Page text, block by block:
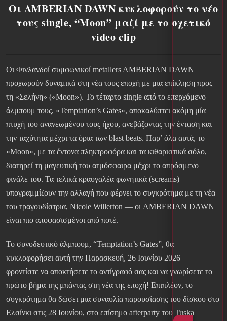
Οι AMBERIAN DAWN κυκλοφορούν το νέο
τους single, “Moon” μαζί με το σχετικό
video clip
Οι Φινλανδοί συμφωνικοί metallers AMBERIAN DAWN
προχωρούν δυναμικά στη νέα τους εποχή με μια επίκληση προς
τη «Σελήνη» («Moon»). Το τέταρτο single από το επερχόμενο
άλμπουμ τους, «Temptation’s Gates», αποκαλύπτει ακόμη μία
πτυχή του ανανεωμένου τους ήχου, ανεβάζοντας την ένταση και
την ταχύτητα μέχρι τα όρια των blast beats. Παρ’ όλα αυτά, το
«Moon», με τα έντονα πληκτροφόρα και τα κιθαριστικά σόλο,
διατηρεί τη μαγευτική του ατμόσφαιρα μέχρι το απρόσμενο
φινάλε του. Τα τελικά κραυγαλέα φωνητικά (screams)
υπογραμμίζουν την αλλαγή που φέρνει το συγκρότημα με τη νέα
του τραγουδίστρια, Nicole Willerton — οι AMBERIAN DAWN
είναι πιο αποφασισμένοι από ποτέ.
Το συνοδευτικό άλμπουμ, “Temptation’s Gates”, θα
κυκλοφορήσει αυτή την Παρασκευή, 26 Ιουνίου 2026 —
φροντίστε να αποκτήσετε το αντίγραφό σας και να γνωρίσετε το
πρώτο βήμα της μπάντας στη νέα της εποχή! Επιπλέον, το
συγκρότημα θα δώσει μια συναυλία παρουσίασης του δίσκου στο
Ελσίνκι στις 28 Ιουνίου, στο επίσημο afterparty του Tuska